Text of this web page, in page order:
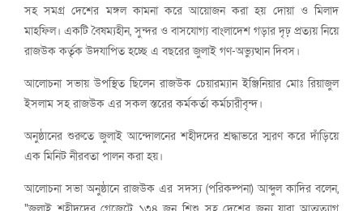
সহ সমগ্র দেশের মঙ্গল কামনা করে আয়োজন করা হয় দোয়া ও মিলাদ
মাহফিল। একটি বৈষম্যহীন, সুন্দর ও বাসযোগ্য বাংলাদেশ গড়ার দৃঢ় প্রত্যয় নিয়ে
রাজউক কর্তৃক উদযাপিত হচ্ছে এ বছরের জুলাই গণ-অভ্যুত্থান দিবস।
আলোচনা সভায় উপস্থিত ছিলেন রাজউক চেয়ারম্যান ইঞ্জিনিয়ার মোঃ রিয়াজুল
ইসলাম সহ রাজউক এর সকল স্তরের কর্মকর্তা কর্মচারীবৃন্দ।
অনুষ্ঠানের শুরুতে জুলাই আন্দোলনের শহীদদের শ্রদ্ধাভরে স্মরণ করে দাঁড়িয়ে
এক মিনিট নীরবতা পালন করা হয়।
আলোচনা সভা অনুষ্ঠানে রাজউক এর সদস্য (পরিকল্পনা) আব্দুল কাদির বলেন,